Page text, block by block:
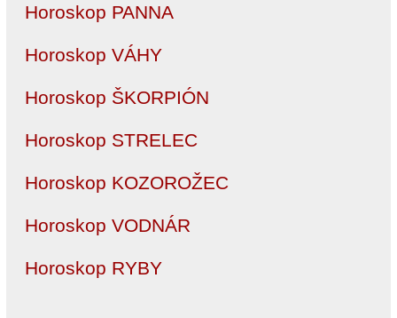
Horoskop PANNA
Horoskop VÁHY
Horoskop ŠKORPIÓN
Horoskop STRELEC
Horoskop KOZOROŽEC
Horoskop VODNÁR
Horoskop RYBY